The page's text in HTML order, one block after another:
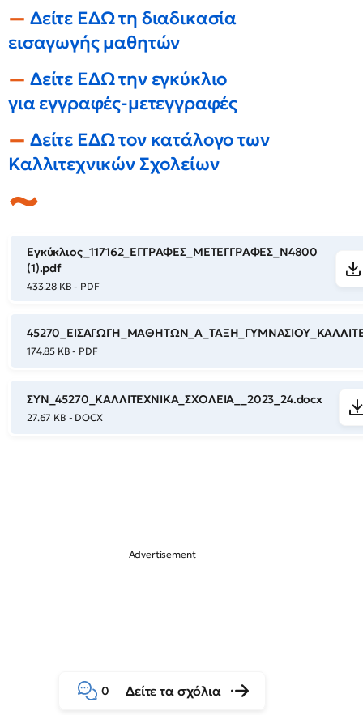
Δείτε ΕΔΩ τη διαδικασία
εισαγωγής μαθητών
Δείτε ΕΔΩ την εγκύκλιο
για εγγραφές-μετεγγραφές
Δείτε ΕΔΩ τον κατάλογο των
Καλλιτεχνικών Σχολείων
Εγκύκλιος_117162_ΕΓΓΡΑΦΕΣ_ΜΕΤΕΓΓΡΑΦΕΣ_Ν4800
(1).pdf
433.28 KB - PDF
174.85 KB - PDF
ΣΥΝ_45270_ΚΑΛΛΙΤΕΧΝΙΚΑ_ΣΧΟΛΕΙΑ__2023_24.docx
27.67 KB - DOCX
0 Δείτε τα σχόλια